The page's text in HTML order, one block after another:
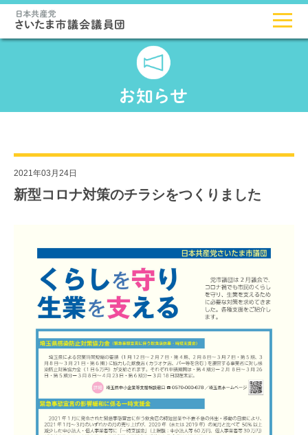
2021年03月24日
新型コロナ対策のチラシをつくりました